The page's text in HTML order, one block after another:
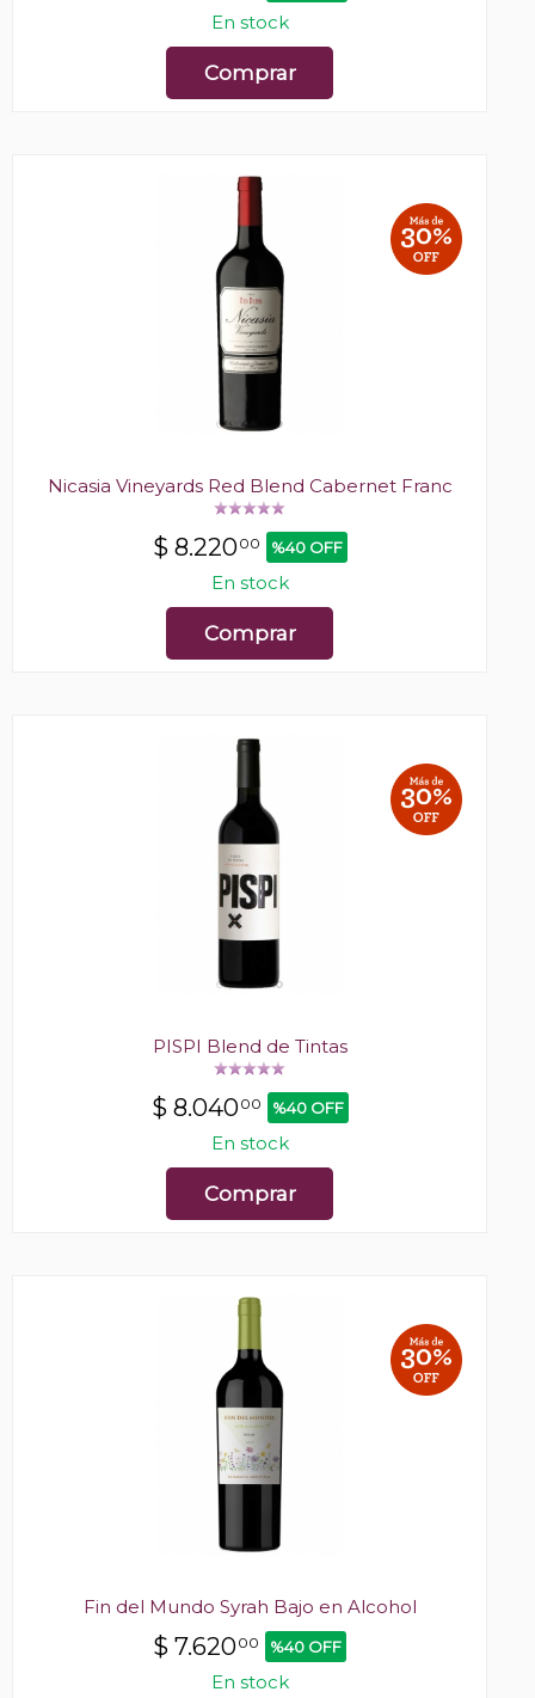
En stock
Comprar
Nicasia Vineyards Red Blend Cabernet Franc
$ 8.22000 %40 OFF
En stock
Comprar
PISPI Blend de Tintas
$ 8.04000 %40 OFF
En stock
Comprar
Fin del Mundo Syrah Bajo en Alcohol
$ 7.62000 %40 OFF
En stock